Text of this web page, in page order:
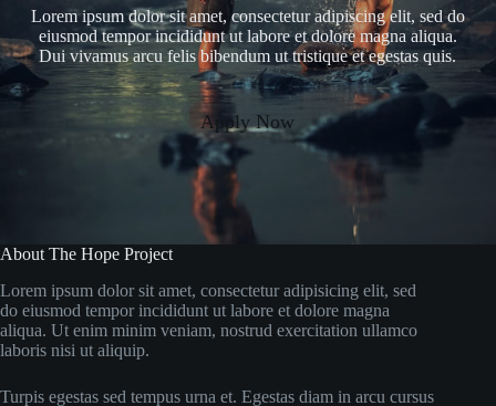
Lorem ipsum dolor sit amet, consectetur adipiscing elit, sed do
eiusmod tempor incididunt ut labore et dolore magna aliqua.
Dui vivamus arcu felis bibendum ut tristique et egestas quis.
Apply Now
About The Hope Project
Lorem ipsum dolor sit amet, consectetur adipisicing elit, sed
do eiusmod tempor incididunt ut labore et dolore magna
aliqua. Ut enim minim veniam, nostrud exercitation ullamco
laboris nisi ut aliquip.
Turpis egestas sed tempus urna et. Egestas diam in arcu cursus